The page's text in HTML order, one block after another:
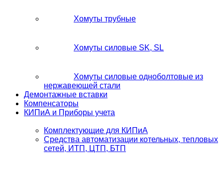
Хомуты трубные
Хомуты силовые SK, SL
Хомуты силовые одноболтовые из
нержавеющей стали
Демонтажные вставки
Компенсаторы
КИПиА и Приборы учета
Комплектующие для КИПиА
Средства автоматизации котельных, тепловых
сетей, ИТП, ЦТП, БТП